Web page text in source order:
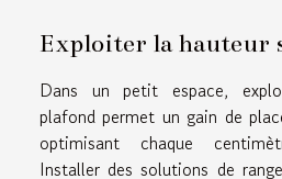
Exploiter la hauteur
Dans un petit espace,
plafond permet un gain de
optimisant chaque
Installer des solutions de